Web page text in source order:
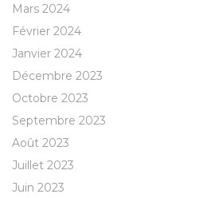
Mars 2024
Février 2024
Janvier 2024
Décembre 2023
Octobre 2023
Septembre 2023
Août 2023
Juillet 2023
Juin 2023